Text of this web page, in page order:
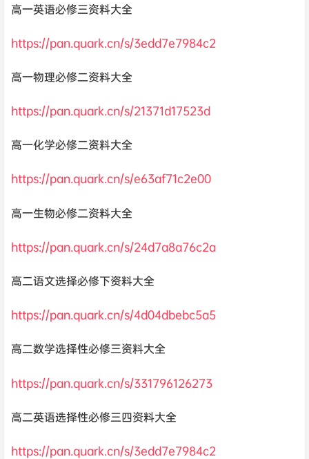
高一英语必修三资料大全
https://pan.quark.cn/s/3edd7e7984c2
高一物理必修二资料大全
https://pan.quark.cn/s/21371d17523d
高一化学必修二资料大全
https://pan.quark.cn/s/e63af71c2e00
高一生物必修二资料大全
https://pan.quark.cn/s/24d7a8a76c2a
高二语文选择必修下资料大全
https://pan.quark.cn/s/4d04dbebc5a5
高二数学选择性必修三资料大全
https://pan.quark.cn/s/331796126273
高二英语选择性必修三四资料大全
https://pan.quark.cn/s/3edd7e7984c2